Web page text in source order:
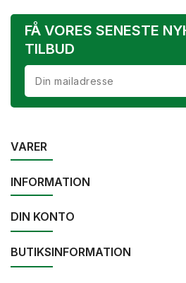
FÅ VORES SENESTE
TILBUD
VARER
INFORMATION
DIN KONTO
BUTIKSINFORMATION